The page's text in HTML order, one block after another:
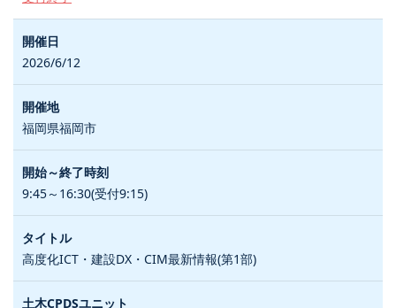
2026/6/12
福岡県福岡市
9:45～16:30(受付9:15)
高度化ICT・建設DX・CIM最新情報(第1部)